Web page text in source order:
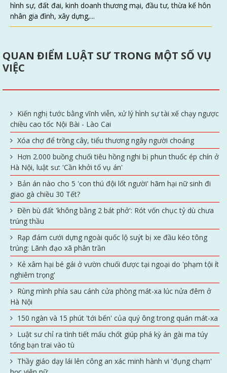
hình sự, đất đai, kinh doanh thương mại, đầu tư, thừa kế hôn
nhân gia đình, xây dựng,...
QUAN ĐIỂM LUẬT SƯ TRONG MỘT SỐ VỤ
VIỆC
Kiến nghị tước bằng vĩnh viễn, xử lý hình sự tài xế chạy ngược
chiều cao tốc Nội Bài - Lào Cai
Xóa chợ để trồng cây, tiểu thương ngây người choáng
Hơn 2.000 buồng chuối tiêu hồng nghi bị phun thuốc ép chín ở
Hà Nội, luật sư: 'Cần khởi tố vụ án'
Bản án nào cho 5 'con thú đội lốt người' hãm hại nữ sinh đi
giao gà chiều 30 Tết?
Đền bù đất 'không bằng 2 bát phở': Rót vốn chục tỷ dù chưa
trúng thầu
Rạp đám cưới dựng ngoài quốc lộ suýt bị xe đầu kéo tông
trúng: Lãnh đạo xã phân trần
Kẻ xâm hại bé gái ở vườn chuối được tại ngoại do 'phạm tội ít
nghiêm trọng'
Rùng mình phía sau cánh cửa phòng mát-xa lúc nửa đêm ở
Hà Nội
150 ngàn và 15 phút 'tới bến' của quý ông trong quán mát-xa
Luật sư chỉ ra tình tiết mấu chốt giúp phá kỳ án gài ma túy
tống bạn trai vào tù
Thầy giáo dạy lái lên công an xác minh hành vi 'đụng chạm'